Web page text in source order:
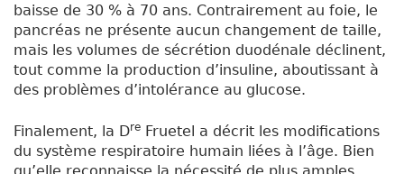
baisse de 30 % à 70 ans. Contrairement au foie, le
pancréas ne présente aucun changement de taille,
mais les volumes de sécrétion duodénale déclinent,
tout comme la production d’insuline, aboutissant à
des problèmes d’intolérance au glucose.
Finalement, la Dre Fruetel a décrit les modifications
du système respiratoire humain liées à l’âge. Bien